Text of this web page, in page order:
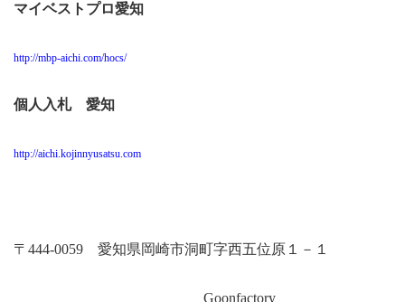
マイベストプロ愛知
http://mbp-aichi.com/hocs/
個人入札 愛知
http://aichi.kojinnyusatsu.com
〒 444-0059 愛知県岡崎市洞町字西五位原１－１
Goonfactory